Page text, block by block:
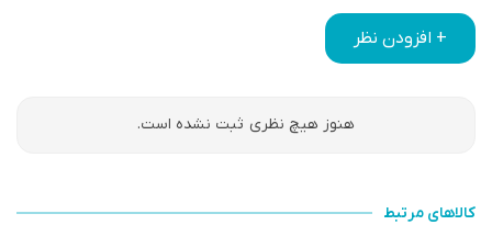
+ افزودن نظر
هنوز هیچ نظری ثبت نشده است.
کالاهای مرتبط